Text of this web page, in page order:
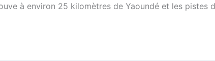
à environ 25 kilomètres de Yaoundé et les pistes